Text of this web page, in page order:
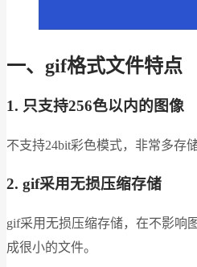
一、gif格式文件特点
1. 只支持256色以内的图像
不支持24bit彩色模式，非常多存储
2. gif采用无损压缩存储
gif采用无损压缩存储，在不影响
成很小的文件。